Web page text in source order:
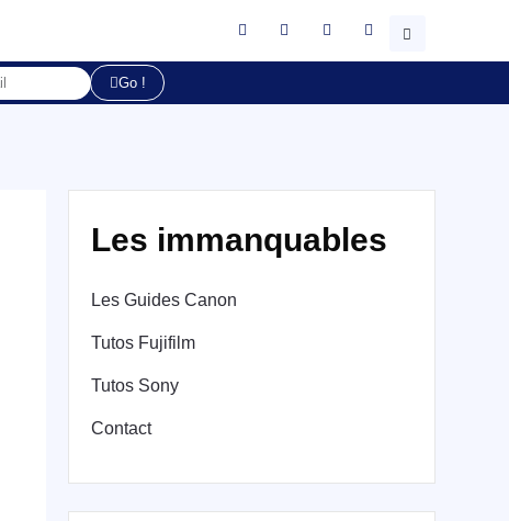
Go !
Les immanquables
Les Guides Canon
Tutos Fujifilm
Tutos Sony
Contact